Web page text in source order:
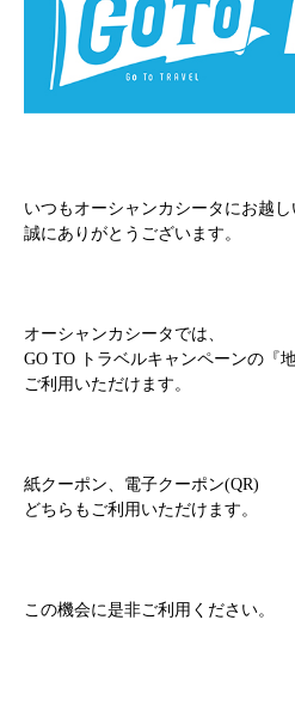
いつもオーシャンカシータにお越し
誠にありがとうございます。
オーシャンカシータでは、
GO TO トラベルキャンペーンの『
ご利用いただけます。
紙クーポン、電子クーポン(QR)
どちらもご利用いただけます。
この機会に是非ご利用ください。